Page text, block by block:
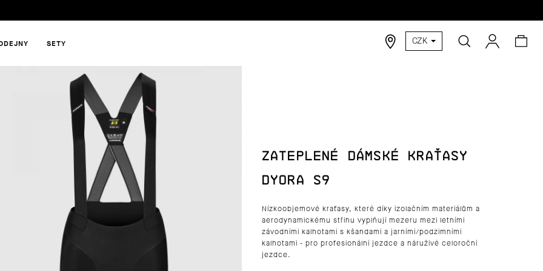
SETY CZK Hledat
ZATEPLENÉ DÁMSKÉ KRAŤASY
DYORA S9
Nízkoobjemové kraťasy, které díky izolačním materiálům a
aerodynamickému střihu vyplňují mezeru mezi letními
závodními kalhotami s kšandami a jarními/podzimními
kalhotami - pro profesionální jezdce a náruživé celoroční
jezdce.
HLEDAT
DOPORUČUJEME